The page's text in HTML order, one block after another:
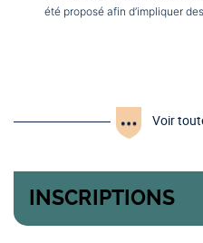
été proposé afin d’impliquer
Voir
INSCRIPTIONS